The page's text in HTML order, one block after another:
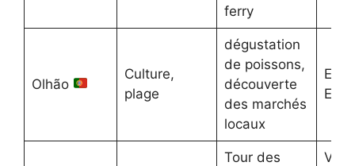
ferry
Olhão
Culture,
plage
dégustation
de poissons,
découverte
des marchés
locaux
Tour des